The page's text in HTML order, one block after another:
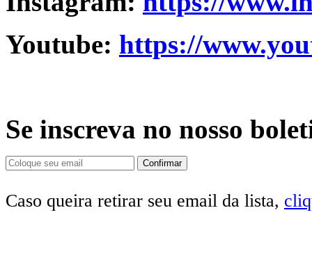
Youtube: https://
Se inscreva no nosso
Caso queira retirar seu email da lista,